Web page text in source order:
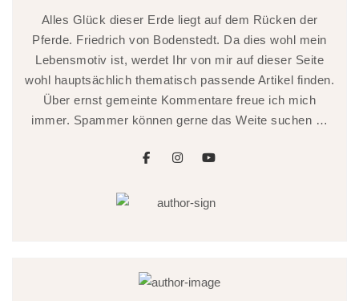
Alles Glück dieser Erde liegt auf dem Rücken der
Pferde. Friedrich von Bodenstedt. Da dies wohl mein
Lebensmotiv ist, werdet Ihr von mir auf dieser Seite
wohl hauptsächlich thematisch passende Artikel finden.
Über ernst gemeinte Kommentare freue ich mich
immer. Spammer können gerne das Weite suchen …